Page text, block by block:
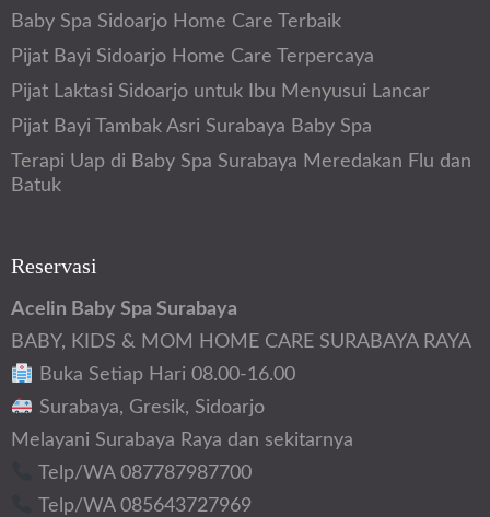
Baby Spa Sidoarjo Home Care Terbaik
Pijat Bayi Sidoarjo Home Care Terpercaya
Pijat Laktasi Sidoarjo untuk Ibu Menyusui Lancar
Pijat Bayi Tambak Asri Surabaya Baby Spa
Terapi Uap di Baby Spa Surabaya Meredakan Flu dan
Batuk
Reservasi
Acelin Baby Spa Surabaya
BABY, KIDS & MOM HOME CARE SURABAYA RAYA
Buka Setiap Hari 08.00-16.00
Surabaya, Gresik, Sidoarjo
Melayani Surabaya Raya dan sekitarnya
Telp/WA 087787987700
Telp/WA 085643727969